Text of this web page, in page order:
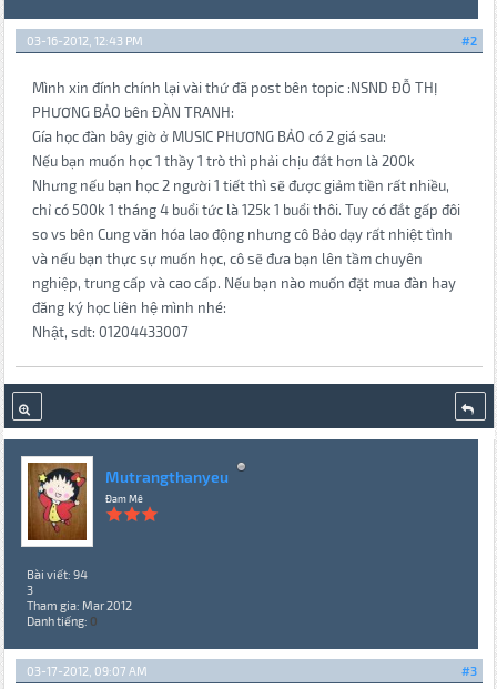
#2
03-16-2012, 12:43 PM
Mình xin đính chính lại vài thứ đã post bên topic :NSND ĐỖ THỊ
PHƯƠNG BẢO bên ĐÀN TRANH:
Gía học đàn bây giờ ở MUSIC PHƯƠNG BẢO có 2 giá sau:
Nếu bạn muốn học 1 thầy 1 trò thì phải chịu đắt hơn là 200k
Nhưng nếu bạn học 2 người 1 tiết thì sẽ được giảm tiền rất nhiều,
chỉ có 500k 1 tháng 4 buổi tức là 125k 1 buổi thôi. Tuy có đắt gấp đôi
so vs bên Cung văn hóa lao động nhưng cô Bảo dạy rất nhiệt tình
và nếu bạn thực sự muốn học, cô sẽ đưa bạn lên tầm chuyên
nghiệp, trung cấp và cao cấp. Nếu bạn nào muốn đặt mua đàn hay
đăng ký học liên hệ mình nhé:
Nhật, sdt: 01204433007
Mutrangthanyeu
Đam Mê
Bài viết: 94
3
Tham gia: Mar 2012
Danh tiếng: 0
#3
03-17-2012, 09:07 AM